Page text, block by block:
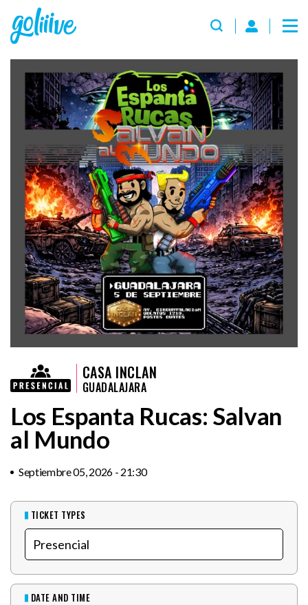
CASA INCLAN
GUADALAJARA
Los Espanta Rucas: Salvan
al Mundo
Septiembre 05, 2026 - 21:30
TICKET TYPES
DATE AND TIME